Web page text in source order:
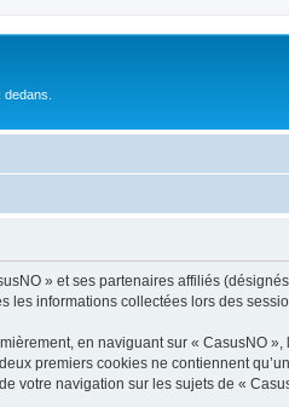
» et ses partenaires affiliés
informations collectées lors des
en naviguant sur « CasusNO
premiers cookies ne contiennent
votre navigation sur les sujets de «